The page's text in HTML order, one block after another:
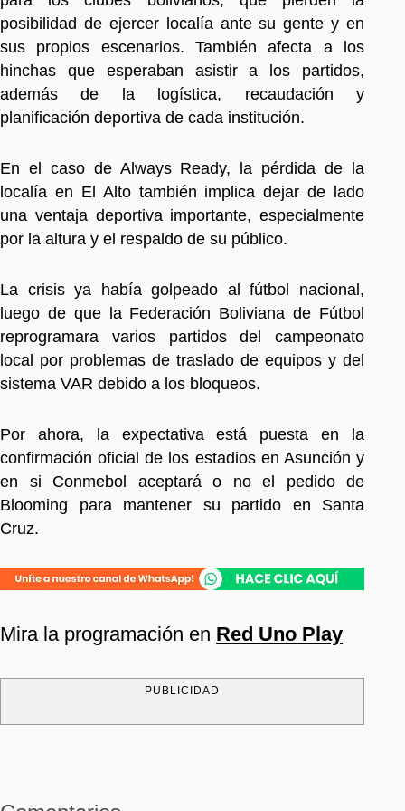
posibilidad de ejercer localía ante su gente y en
sus propios escenarios. También afecta a los
hinchas que esperaban asistir a los partidos,
además de la logística, recaudación y
planificación deportiva de cada institución.
En el caso de Always Ready, la pérdida de la
localía en El Alto también implica dejar de lado
una ventaja deportiva importante, especialmente
por la altura y el respaldo de su público.
La crisis ya había golpeado al fútbol nacional,
luego de que la Federación Boliviana de Fútbol
reprogramara varios partidos del campeonato
local por problemas de traslado de equipos y del
sistema VAR debido a los bloqueos.
Por ahora, la expectativa está puesta en la
confirmación oficial de los estadios en Asunción y
en si Conmebol aceptará o no el pedido de
Blooming para mantener su partido en Santa
Cruz.
Mira la programación en Red Uno Play
PUBLICIDAD